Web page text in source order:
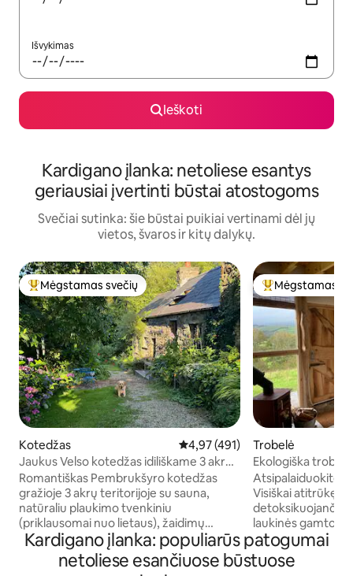
Išvykimas
Ieškoti
Kardigano įlanka: netoliese esantys
geriausiai įvertinti būstai atostogoms
Svečiai sutinka: šie būstai puikiai vertinami dėl jų
vietos, švaros ir kitų dalykų.
Svečių mėgstamiausias
Mėgstamas svečių
Kotedžas Vidutinis įvertinimas: 4,97 iš 5,
4,97 (491)
Jaukus Velso kotedžas idiliškame 3 akrų
plote
Romantiškas Pembrukšyro kotedžas
gražioje 3 akrų teritorijoje su sauna,
natūraliu plaukimo tvenkiniu
(priklausomai nuo lietaus), žaidimų
kambariu ir baidarėmis. Pasivaikščiojimai
ant durų slenksčio, netoliese yra
stulbinantys paplūdimiai ir
Svečių
Mėgstamas
Trobelė
Ekologiška
ir su vaizdu į
Atsipalaiduokite
Visiškai atitrūkę
laukinės gamtos
pašalintumėte
užmegztumėte
mirštančių pelenų
Kardigano įlanka: populiarūs patogumai
netoliese esančiuose būstuose